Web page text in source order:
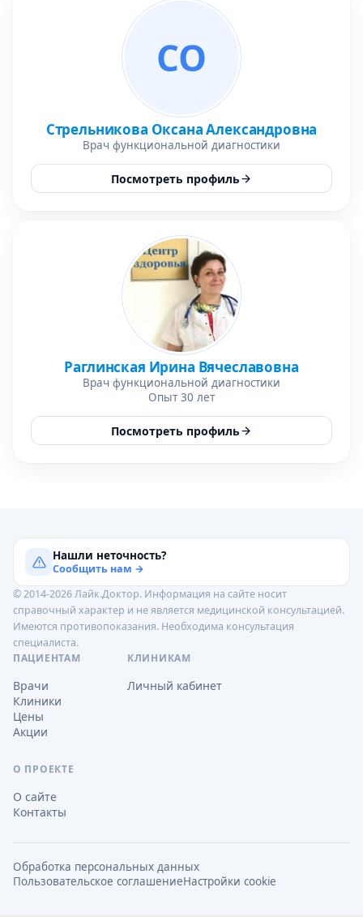
СО
Стрельникова Оксана Александровна
Врач функциональной диагностики
Посмотреть профиль
Раглинская Ирина Вячеславовна
Врач функциональной диагностики
Опыт 30 лет
Посмотреть профиль
Нашли неточность?
Сообщить нам →
© 2014-2026 Лайк.Доктор. Информация на сайте носит
справочный характер и не является медицинской консультацией.
Имеются противопоказания. Необходима консультация
специалиста.
ПАЦИЕНТАМ
Врачи
Клиники
Цены
Акции
КЛИНИКАМ
Личный кабинет
О ПРОЕКТЕ
О сайте
Контакты
Обработка персональных данных
Пользовательское соглашениеНастройки cookie